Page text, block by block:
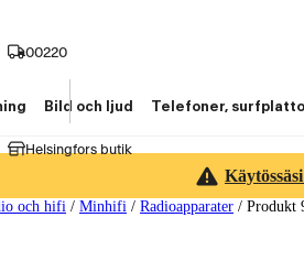
00220
Helsingfors butik
Bild och ljud Telefoner,
och hifi / Minhifi / Radioapparater / Produkt